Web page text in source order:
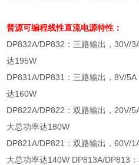
普源可编程线性直流电源特性：
DP832A/DP832 ：三路输出，30V/
达195W
DP831A/DP831 ：三路输出，8V/5A
达160W
DP822A/DP822 ：双路输出， 20V/
大总功率达180W
DP821A/DP821 ：双路输出，60V/
大总功率达140W DP813A/DP813